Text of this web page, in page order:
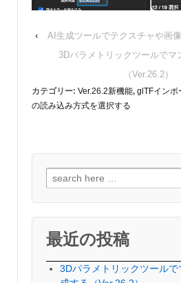
‹
AI生成ツールでテクスチャや画
3Dパラメトリックツールでマ
（Ver.26.2）
カテゴリー: Ver.26.2新機能, glTFインポ
の読み込み方式を選択する
索
対
象:
最近の投稿
3Dパラメトリックツール